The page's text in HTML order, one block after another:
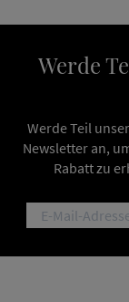
Werde
Werde Teil
Newsletter an,
Rabatt zu